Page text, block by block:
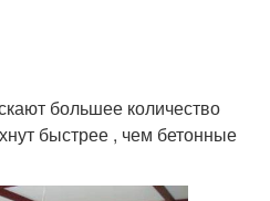
большее количество
быстрее , чем бетонные